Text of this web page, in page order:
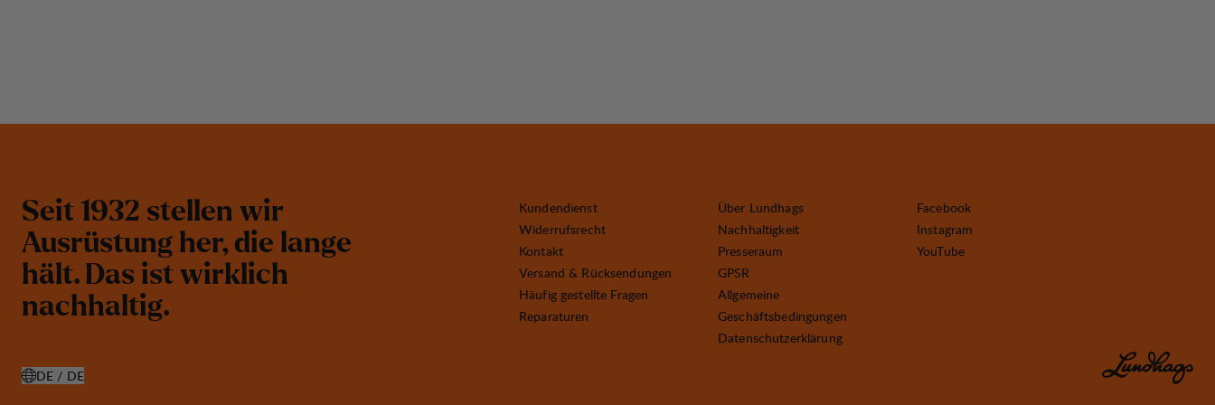
Seit 1932 stellen wir
Ausrüstung her, die lange
hält. Das ist wirklich
nachhaltig.
Kundendienst
Widerrufsrecht
Kontakt
Versand & Rücksendungen
Häufig gestellte Fragen
Reparaturen
Über Lundhags
Nachhaltigkeit
Presseraum
GPSR
Allgemeine
Geschäftsbedingungen
Datenschutzerklärung
Facebook
Instagram
YouTube
DE / DE
LAND AUSWÄHLEN ÖFFNEN